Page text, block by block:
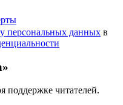
персональных данных в
поддержке читателей.